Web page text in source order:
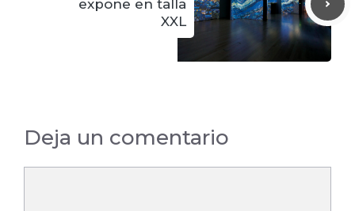
expone en talla
XXL
Deja un comentario